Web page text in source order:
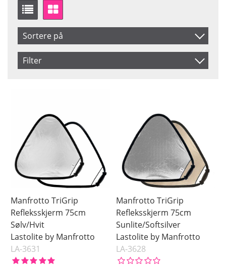
Sortere på
Artikelkod
Filter
Pris
Silver
Silver/Vit
Sunfire/Silver
Sunlite/SoftSilver
Vit
Manfrotto TriGrip
Refleksskjerm 75cm
Sølv/Hvit
Lastolite by Manfrotto
LA-3631
Manfrotto TriGrip
Refleksskjerm 75cm
Sunlite/Softsilver
Lastolite by Manfrotto
LA-3628